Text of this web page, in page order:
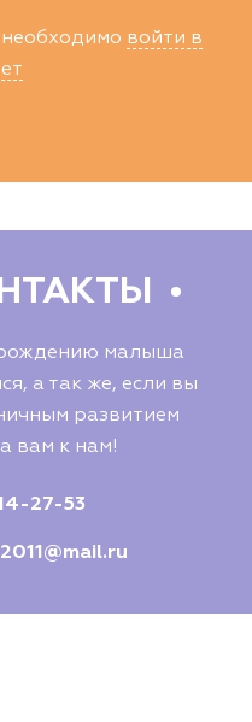
войти в
рождению малыша
а так же, если вы
развитием
вам к нам!
27-53